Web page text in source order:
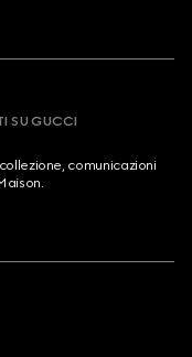
SU GUCCI
comunicazioni